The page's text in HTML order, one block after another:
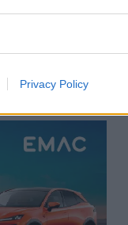
Privacy Policy
Subscrever
famílias